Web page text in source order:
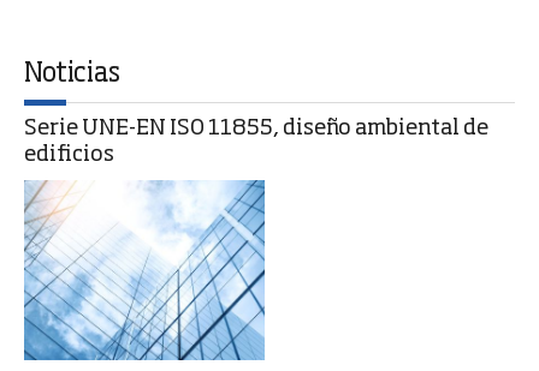
Noticias
Serie UNE-EN ISO 11855, diseño ambiental de
edificios